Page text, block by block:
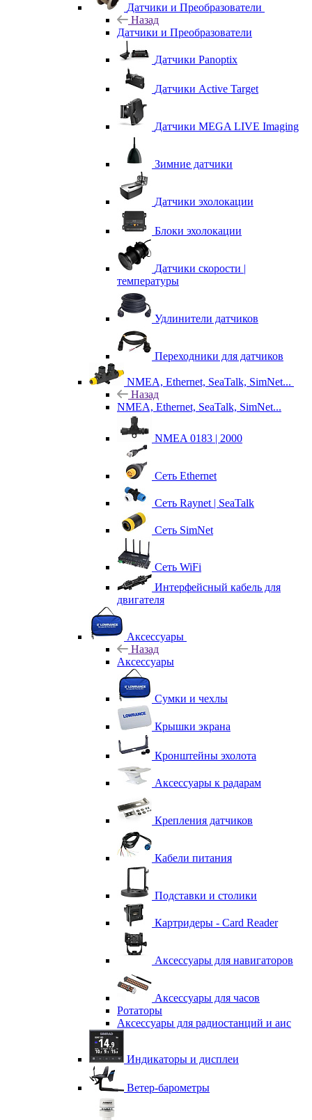
Датчики и Преобразователи
Назад
Датчики и Преобразователи
Датчики Panoptix
Датчики Active Target
Датчики MEGA LIVE Imaging
Зимние датчики
Датчики эхолокации
Блоки эхолокации
Датчики скорости |
температуры
Удлинители датчиков
Переходники для датчиков
NMEA, Ethernet, SeaTalk, SimNet...
Назад
NMEA, Ethernet, SeaTalk, SimNet...
NMEA 0183 | 2000
Сеть Ethernet
Сеть Raynet | SeaTalk
Сеть SimNet
Сеть WiFi
Интерфейсный кабель для
двигателя
Аксессуары
Назад
Аксессуары
Сумки и чехлы
Крышки экрана
Кронштейны эхолота
Аксессуары к радарам
Крепления датчиков
Кабели питания
Подставки и столики
Картридеры - Card Reader
Аксессуары для навигаторов
Аксессуары для часов
Ротаторы
Аксессуары для радиостанций и аис
Индикаторы и дисплеи
Ветер-барометры